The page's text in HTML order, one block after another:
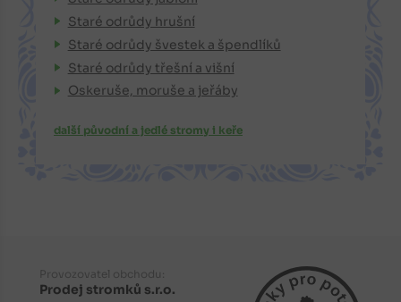
Staré odrůdy hrušní
Staré odrůdy švestek a špendlíků
Staré odrůdy třešní a višní
Oskeruše, moruše a jeřáby
další původní a jedlé stromy i keře
Provozovatel obchodu:
Prodej stromků s.r.o.